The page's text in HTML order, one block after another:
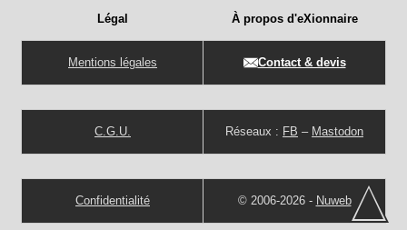
Légal
Mentions légales
C.G.U.
Confidentialité
À propos d'eXionnaire
Contact & devis
Réseaux : FB – Mastodon
© 2006-2026 - Nuweb